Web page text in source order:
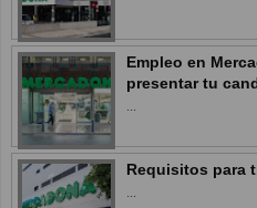
Empleo en
presentar tu
Requisitos para